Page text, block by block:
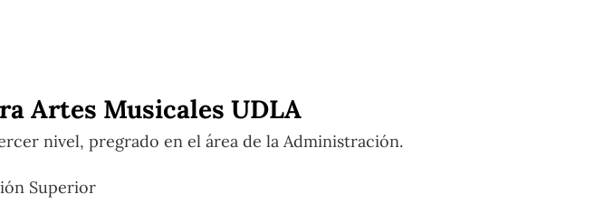
Artes Musicales UDLA
nivel, pregrado en el área de la Administración.
Superior